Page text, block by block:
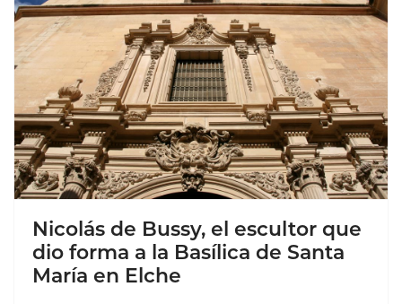
Nicolás de Bussy, el escultor que
dio forma a la Basílica de Santa
María en Elche